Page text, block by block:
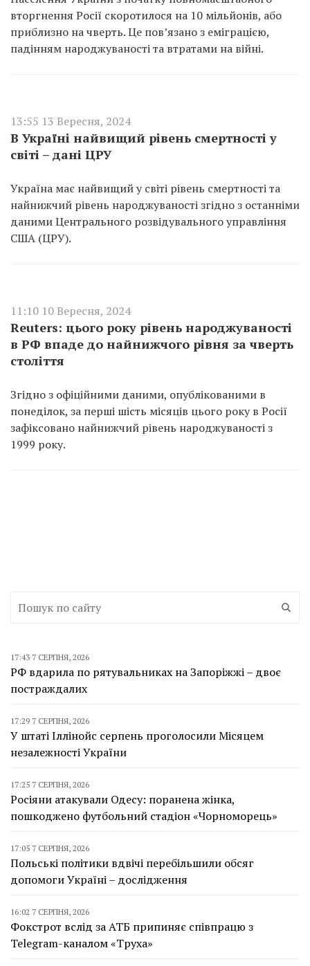
вторгнення Росії скоротилося на 10 мільйонів, або
приблизно на чверть. Це пов’язано з еміграцією,
падінням народжуваності та втратами на війні.
13:55 13 Вересня, 2024
В Україні найвищий рівень смертності у
світі – дані ЦРУ
Україна має найвищий у світі рівень смертності та
найнижчий рівень народжуваності згідно з останніми
даними Центрального розвідувального управління
США (ЦРУ).
11:10 10 Вересня, 2024
Reuters: цього року рівень народжуваності
в РФ впаде до найнижчого рівня за чверть
століття
Згідно з офіційними даними, опублікованими в
понеділок, за перші шість місяців цього року в Росії
зафіксовано найнижчий рівень народжуваності з
1999 року.
17:43 7 СЕРПНЯ, 2026
РФ вдарила по рятувальниках на Запоріжжі – двоє
постраждалих
17:29 7 СЕРПНЯ, 2026
У штаті Іллінойс серпень проголосили Місяцем
незалежності України
17:25 7 СЕРПНЯ, 2026
Росіяни атакували Одесу: поранена жінка,
пошкоджено футбольний стадіон «Чорноморець»
17:05 7 СЕРПНЯ, 2026
Польські політики вдвічі перебільшили обсяг
допомоги Україні – дослідження
16:02 7 СЕРПНЯ, 2026
Фокстрот вслід за АТБ припиняє співпрацю з
Telegram-каналом «Труха»